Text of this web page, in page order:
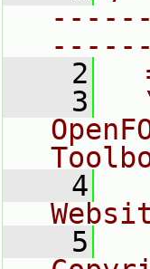
    2
    3
    4
    5